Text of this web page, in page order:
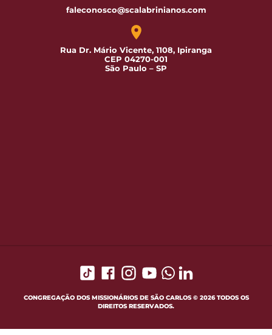
faleconosco@scalabrinianos.com
Rua Dr. Mário Vicente, 1108, Ipiranga
CEP 04270-001
São Paulo – SP
CONGREGAÇÃO DOS MISSIONÁRIOS DE SÃO CARLOS © 2026 TODOS OS
DIREITOS RESERVADOS.